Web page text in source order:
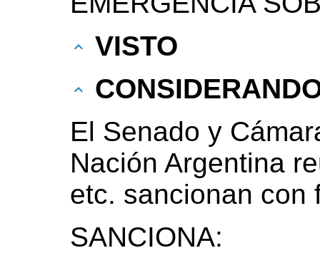
VISTO
El Senado y
Nación Argentina
etc. sancionan con
SANCIONA: